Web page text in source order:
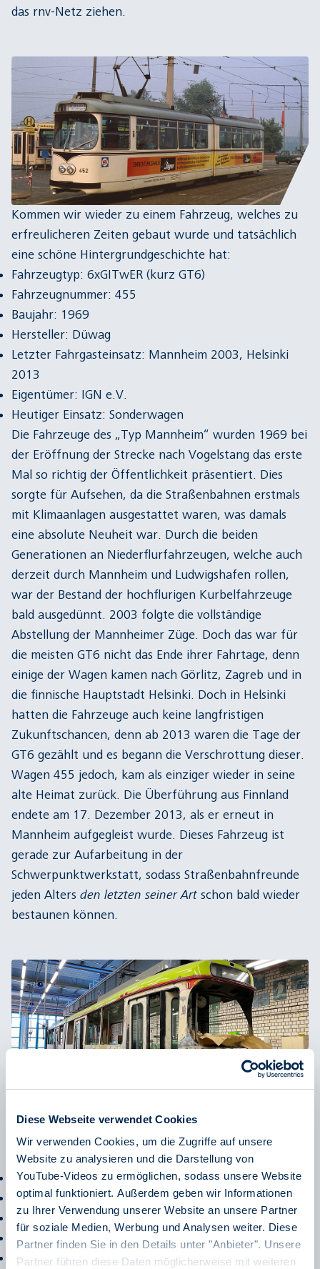
Diese Webseite verwendet Cookies
Wir verwenden Cookies, um die Zugriffe auf unsere
Website zu analysieren und die Darstellung von
YouTube-Videos zu ermöglichen, sodass unsere Website
optimal funktioniert. Außerdem geben wir Informationen
zu Ihrer Verwendung unserer Website an unsere Partner
für soziale Medien, Werbung und Analysen weiter. Diese
Partner finden Sie in den Details unter "Anbieter". Unsere
Partner führen diese Daten möglicherweise mit weiteren
das rnv-Netz ziehen.
Kommen wir wieder zu einem Fahrzeug, welches zu
erfreulicheren Zeiten gebaut wurde und tatsächlich
eine schöne Hintergrundgeschichte hat:
Fahrzeugtyp: 6xGITwER (kurz GT6)
Fahrzeugnummer: 455
Baujahr: 1969
Hersteller: Düwag
Letzter Fahrgasteinsatz: Mannheim 2003, Helsinki
2013
Eigentümer: IGN e.V.
Heutiger Einsatz: Sonderwagen
Die Fahrzeuge des „Typ Mannheim“ wurden 1969 bei
der Eröffnung der Strecke nach Vogelstang das erste
Mal so richtig der Öffentlichkeit präsentiert. Dies
sorgte für Aufsehen, da die Straßenbahnen erstmals
mit Klimaanlagen ausgestattet waren, was damals
eine absolute Neuheit war. Durch die beiden
Generationen an Niederflurfahrzeugen, welche auch
derzeit durch Mannheim und Ludwigshafen rollen,
war der Bestand der hochflurigen Kurbelfahrzeuge
bald ausgedünnt. 2003 folgte die vollständige
Abstellung der Mannheimer Züge. Doch das war für
die meisten GT6 nicht das Ende ihrer Fahrtage, denn
einige der Wagen kamen nach Görlitz, Zagreb und in
die finnische Hauptstadt Helsinki. Doch in Helsinki
hatten die Fahrzeuge auch keine langfristigen
Zukunftschancen, denn ab 2013 waren die Tage der
GT6 gezählt und es begann die Verschrottung dieser.
Wagen 455 jedoch, kam als einziger wieder in seine
alte Heimat zurück. Die Überführung aus Finnland
endete am 17. Dezember 2013, als er erneut in
Mannheim aufgegleist wurde. Dieses Fahrzeug ist
gerade zur Aufarbeitung in der
Schwerpunktwerkstatt, sodass Straßenbahnfreunde
jeden Alters den letzten seiner Art schon bald wieder
bestaunen können.
Kommen wir nun zu zwei besonderen
Schmuckstücken, diese wären zum einen der
Salonwagen:
Fahrzeugtyp: 4+4xTwZR (Kurz T4+S4)
Fahrzeugnummer: 45/46
Baujahr: 1928
Hersteller: Waggonfabrik Fuchs
Letzter Fahrgasteinsatz: 1974